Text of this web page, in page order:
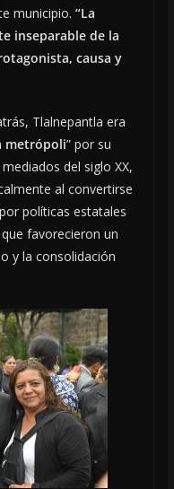
municipio. “La
inseparable de la
causa y
Tlalnepantla era
metrópoli” por su
del siglo XX,
al convertirse
políticas estatales
favorecieron un
y la consolidación